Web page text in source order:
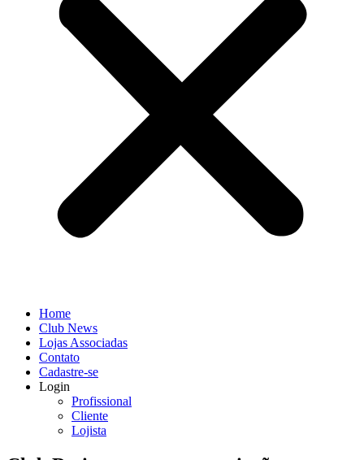
Home
Club News
Lojas Associadas
Contato
Cadastre-se
Login
Profissional
Cliente
Lojista